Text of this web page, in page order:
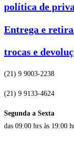
política de
Entrega e
trocas e
(21) 9 9003-2238
(21) 9 9133-4624
Segunda a Sexta
das 09:00 hrs às 19:00